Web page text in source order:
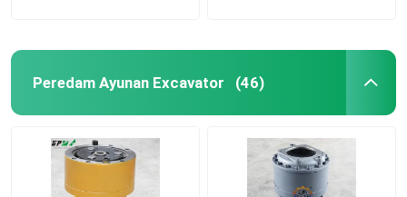
Peredam Ayunan Excavator (46)